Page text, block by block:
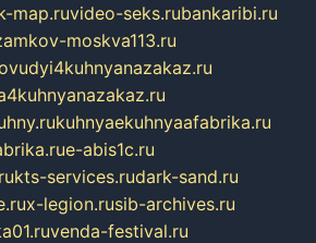
map.ruvideo-seks.rubankaribi.ru
moskva113.ru
kuhnyaekuhnyaafabrika.ru
e-abis1c.ru
kts-services.rudark-sand.ru
x-legion.rusib-archives.ru
venda-festival.ru